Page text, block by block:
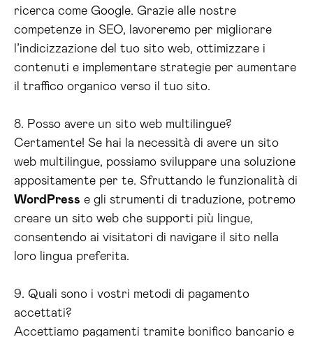
ricerca come Google. Grazie alle nostre
competenze in SEO, lavoreremo per migliorare
l’indicizzazione del tuo sito web, ottimizzare i
contenuti e implementare strategie per aumentare
il traffico organico verso il tuo sito.
8. Posso avere un sito web multilingue?
Certamente! Se hai la necessità di avere un sito
web multilingue, possiamo sviluppare una soluzione
appositamente per te. Sfruttando le funzionalità di
WordPress e gli strumenti di traduzione, potremo
creare un sito web che supporti più lingue,
consentendo ai visitatori di navigare il sito nella
loro lingua preferita.
9. Quali sono i vostri metodi di pagamento
accettati?
Accettiamo pagamenti tramite bonifico bancario e